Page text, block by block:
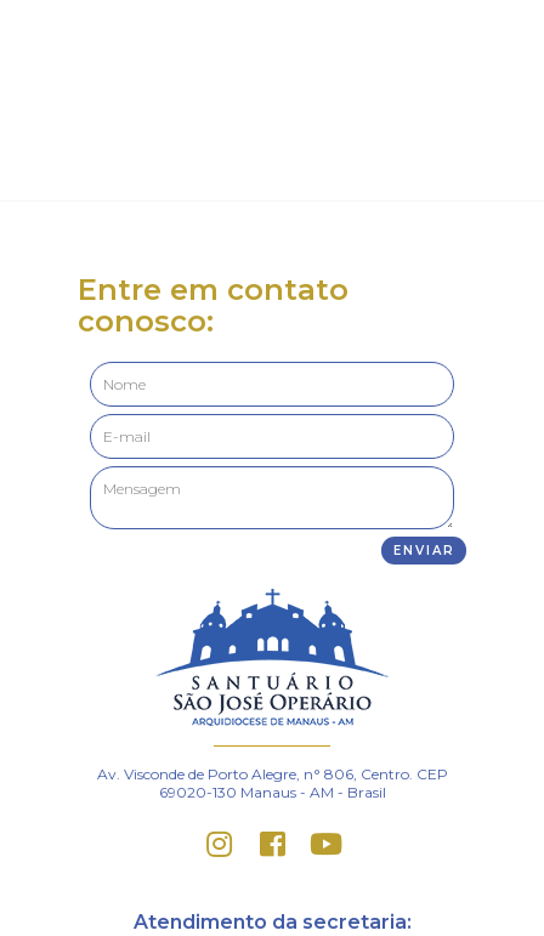
Entre em contato
conosco:
Av. Visconde de Porto Alegre, n° 806, Centro. CEP
69020-130 Manaus - AM - Brasil
Atendimento da secretaria: